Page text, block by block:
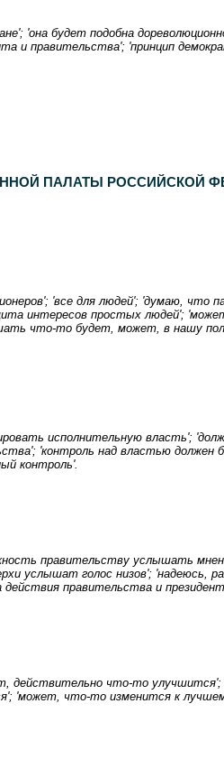
'она будет подобна
и правительства'; 'принцип
ПАЛАТЫ РОССИЙСКОЙ
'все для людей'; 'думаю, что
интересов простых людей';
что-то будет, может, в нашу
исполнительную власть';
'контроль над властью
контроль'.
правительству услышать
услышат голос низов'; 'надеюсь,
правительства и
действительно что-то
'может, что-то изменится к